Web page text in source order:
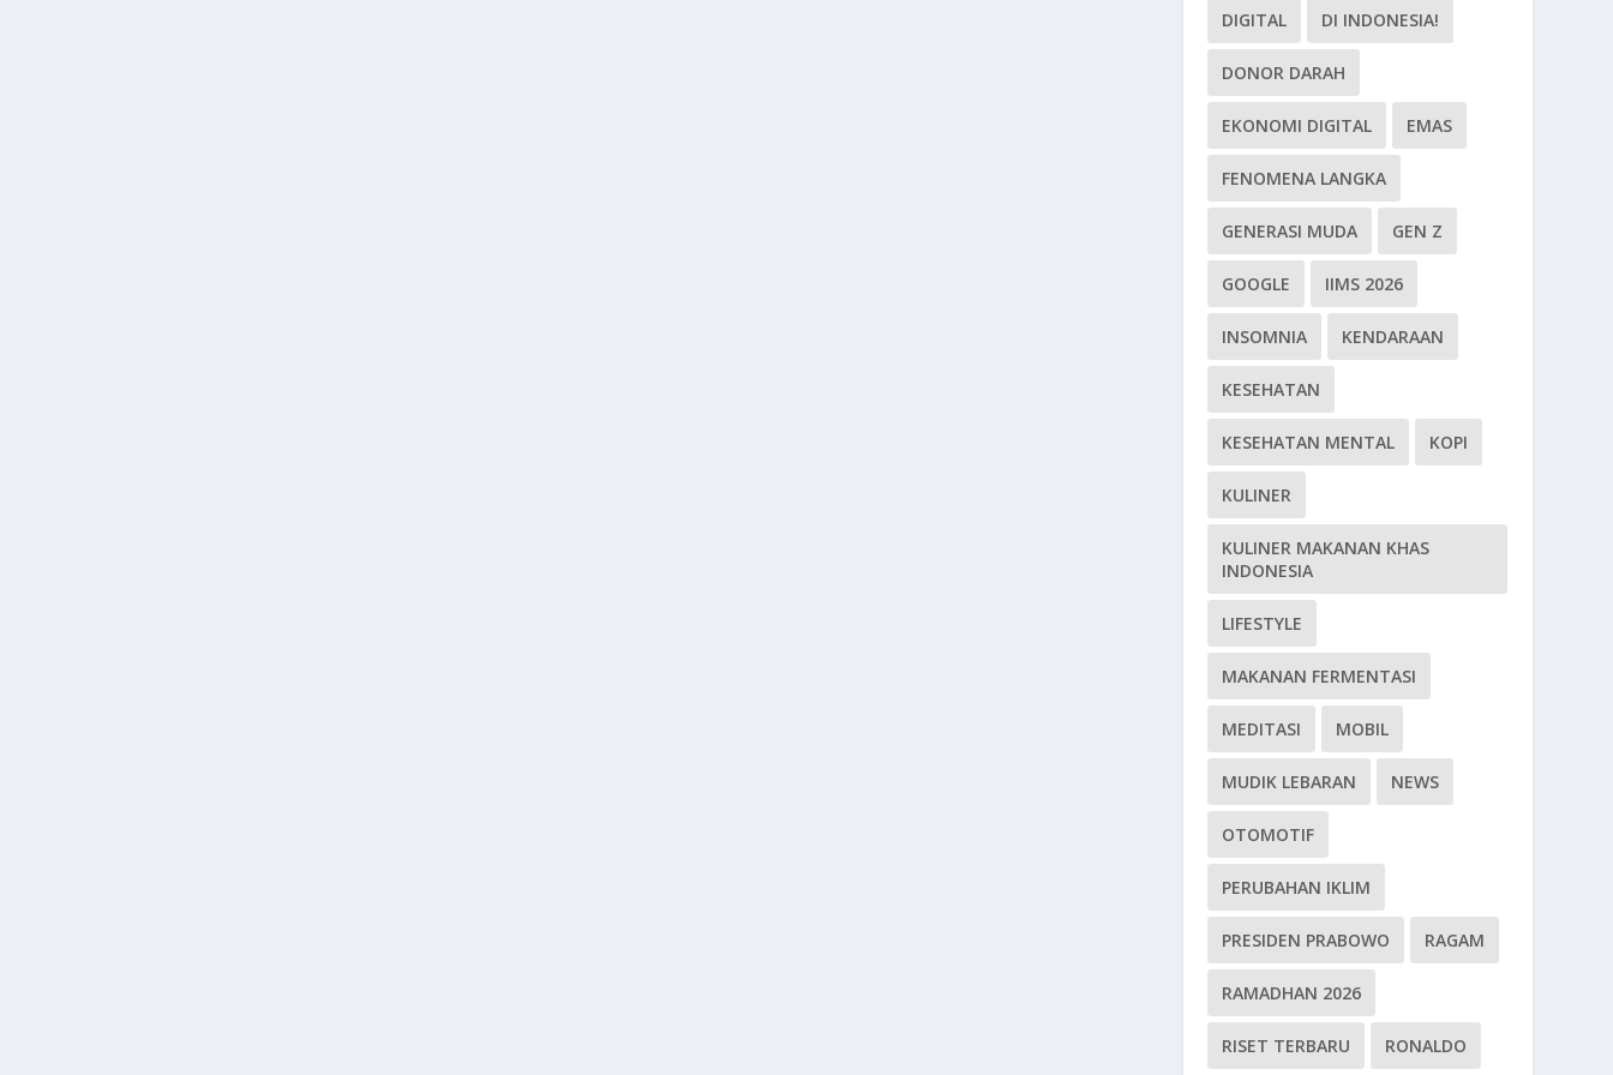
DIGITAL DI INDONESIA!
DONOR DARAH
EKONOMI DIGITAL EMAS
FENOMENA LANGKA
GENERASI MUDA GEN Z
GOOGLE IIMS 2026
INSOMNIA KENDARAAN
KESEHATAN
KESEHATAN MENTAL KOPI
KULINER
KULINER MAKANAN KHAS
INDONESIA
LIFESTYLE
MAKANAN FERMENTASI
MEDITASI MOBIL
MUDIK LEBARAN NEWS
OTOMOTIF
PERUBAHAN IKLIM
PRESIDEN PRABOWO RAGAM
RAMADHAN 2026
RISET TERBARU RONALDO